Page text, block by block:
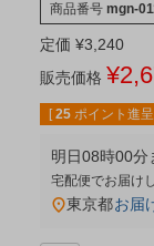
商品番号 mgn-
定価 ¥3,240
販売価格 ¥
[ 25 ポイント進
明日08時00分
宅配便
東京都お届